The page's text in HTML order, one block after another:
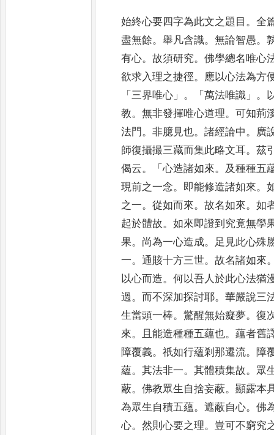
始終心要四字為此文之題目 。全
盡無餘。舉凡含識。無論智愚。
有心。故須研究。佛學總名唯心
欲求 入理之捷徑。
應以心法為方
「 三界唯心 」。「萬法唯識 」。
教。無非發揮唯心道理。可知荊
法門 。非臆見也。諸經論中 。
廣
師復攝撮三藏而集此略文耳。茲
偈云。「心造諸如來。
及種種五
現前之一念。 即能修造諸如來。
之一。從如而來。故名如來。如
起於體故。如來即證到究竟無學
果。 尚為一心造成。
足見此心殊
一。通賅十方三世。故名諸如來
以心而造。何以吾人於此心法猶
過 。而不深加探討耶。華嚴說三
生當頭一棒。驚醒無始癡夢。復
來。 且能造種種五蘊也。蘊者舊
障覆義。祇如行蘊剎那遷流。 障
蘊。其法非一。其體積集故。 眾
蔽。佛教眾生自捨妄蔽。顯露本
為眾生自積五蘊。遮蔽自心。佛
心。然則心要之理。 豈可不窮究